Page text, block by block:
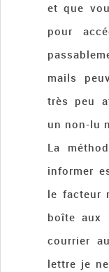
et que
pour
mails
très peu
un non-lu
La
informer
le facteur
boîte aux
courrier
lettre je